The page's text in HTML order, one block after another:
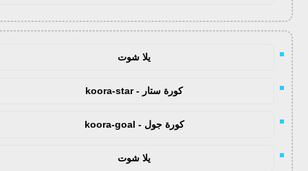
يلا شوت
كورة ستار - koora-star
كورة جول - koora-goal
يلا شوت